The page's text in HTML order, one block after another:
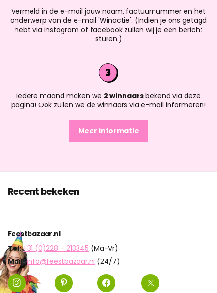
Vermeld in de e-mail jouw naam, factuurnummer en het
onderwerp van de e-mail 'Winactie'. (Indien je ons getagd
hebt via instagram of facebook zullen wij je een bericht
sturen.)
iedere maand maken we 2 winnaarsbekend via deze
pagina! Ook zullen we de winnaars via e-mail informeren!
Meer informatie
Recent bekeken
Feestbazaar.nl
Tel:+31 (0)228 – 213345 (Ma-Vr)
Mail: info@feestbazaar.nl (24/7)